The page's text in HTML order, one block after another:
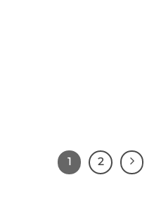
1 2